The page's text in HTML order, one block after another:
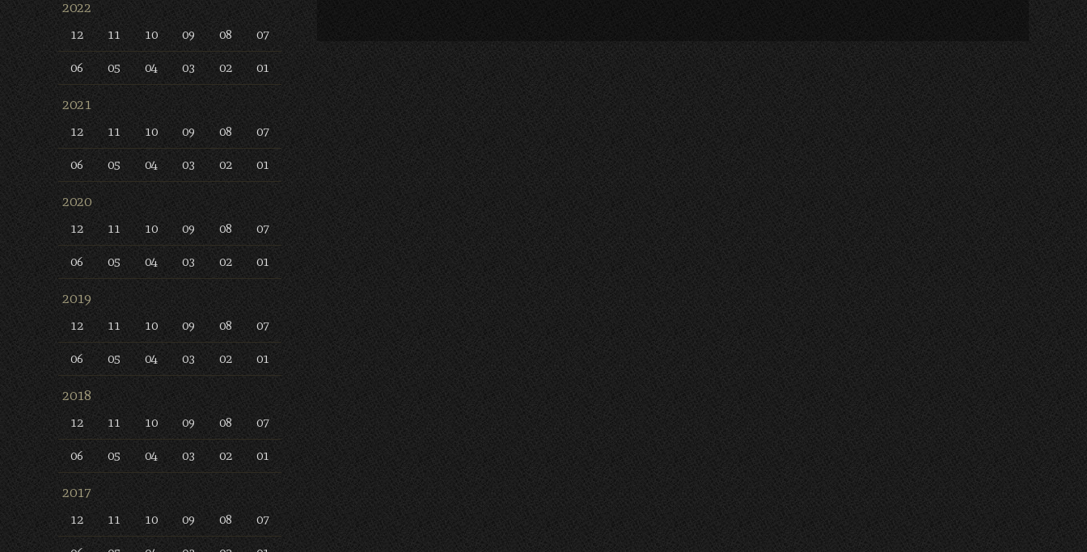
2022
12 11 10 09 08 07
06 05 04 03 02 01
2021
12 11 10 09 08 07
06 05 04 03 02 01
2020
12 11 10 09 08 07
06 05 04 03 02 01
2019
12 11 10 09 08 07
06 05 04 03 02 01
2018
12 11 10 09 08 07
06 05 04 03 02 01
2017
12 11 10 09 08 07